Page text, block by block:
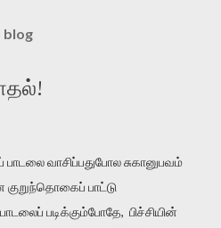
blog
வாசிப்பதுபோல சுகானுபவம்
குறுந்தொகைப் பாட்டு
படிக்கும்போதே, பிச்சியின்